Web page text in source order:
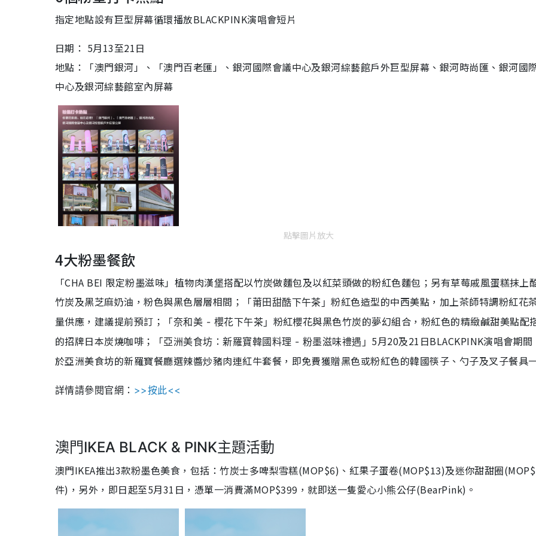
指定地點設有巨型屏幕循環播放BLACKPINK演唱會短片
日期： 5月13至21日
地點：「澳門銀河」、「澳門百老匯」、銀河國際會議中心及銀河綜藝館戶外巨型屏幕、銀河時尚匯、銀河國
中心及銀河綜藝館室內屏幕
點擊圖片放大
4大粉墨餐飲
「CHA BEI 限定粉墨滋味」植物肉漢堡搭配以竹炭做麵包及以紅菜頭做的粉紅色麵包；另有草莓戚風蛋糕抹上
竹炭及黑芝麻奶油，粉色與黑色層層相間；「莆田甜酷下午茶」粉紅色造型的中西美點，加上茶師特調粉紅花
量供應，建議提前預訂；「奈和美 - 櫻花下午茶」 粉紅櫻花與黑色竹炭的夢幻組合，粉紅色的精緻鹹甜美點配
的招牌日本炭燒咖啡；「亞洲美食坊：新羅寶韓國料理 - 粉墨滋味禮遇」 5月20及21日BLACKPINK演唱會期間
於亞洲美食坊的新羅寶餐廳選辣醬炒豬肉連紅牛套餐，即免費獲贈黑色或粉紅色的韓國筷子、勺子及叉子餐具
詳情請參閱官網： >>按此<<
澳門IKEA BLACK & PINK主題活動
澳門IKEA推出3款粉墨色美食，包括：竹炭士多啤梨雪糕(MOP$6)、紅果子蛋卷(MOP$13)及迷你甜甜圈
件)，另外，即日起至5月31日，憑單一消費滿MOP$399，就即送一隻愛心小熊公仔(BearPink)。